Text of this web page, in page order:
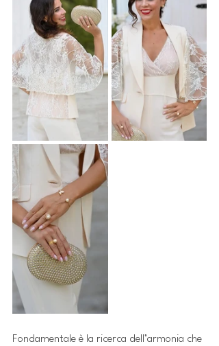
Fondamentale è la ricerca dell’armonia che